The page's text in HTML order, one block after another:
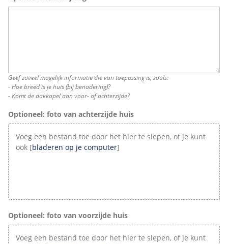
Geef zoveel mogelijk informatie die van toepassing is, zoals:
- Hoe breed is je huis (bij benadering)?
- Komt de dakkapel aan voor- of achterzijde?
Optioneel: foto van achterzijde huis
Voeg een bestand toe door het hier te slepen, of je kunt
ook [bladeren op je computer]
Optioneel: foto van voorzijde huis
Voeg een bestand toe door het hier te slepen, of je kunt